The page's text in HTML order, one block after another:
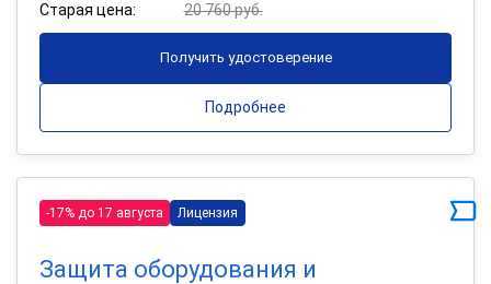
Старая цена: 20 760 руб.
Получить удостоверение
Подробнее
-17% до 17 августа Лицензия
Защита оборудования и